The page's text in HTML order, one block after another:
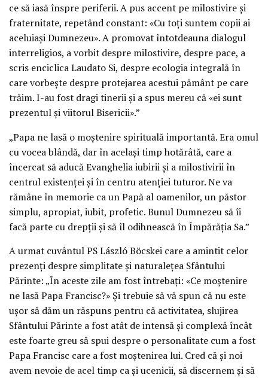
ce să iasă înspre periferii. A pus accent pe milostivire și
fraternitate, repetând constant: «Cu toți suntem copii ai
aceluiași Dumnezeu». A promovat întotdeauna dialogul
interreligios, a vorbit despre milostivire, despre pace, a
scris enciclica Laudato Si, despre ecologia integrală în
care vorbește despre protejarea acestui pământ pe care
trăim. I-au fost dragi tinerii și a spus mereu că «ei sunt
prezentul și viitorul Bisericii».”
„Papa ne lasă o moștenire spirituală importantă. Era omul
cu vocea blândă, dar în același timp hotărâtă, care a
încercat să aducă Evanghelia iubirii și a milostivirii în
centrul existenței și în centru atenției tuturor. Ne va
rămâne în memorie ca un Papă al oamenilor, un păstor
simplu, apropiat, iubit, profetic. Bunul Dumnezeu să îi
facă parte cu drepții și să îl odihnească în Împărăția Sa.”
A urmat cuvântul PS László Böcskei care a amintit celor
prezenți despre simplitate și naturalețea Sfântului
Părinte: „În aceste zile am fost întrebați: «Ce moștenire
ne lasă Papa Francisc?» Și trebuie să vă spun că nu este
ușor să dăm un răspuns pentru că activitatea, slujirea
Sfântului Părinte a fost atât de intensă și complexă încât
este foarte greu să spui despre o personalitate cum a fost
Papa Francisc care a fost moștenirea lui. Cred că și noi
avem nevoie de acel timp ca și ucenicii, să discernem și să